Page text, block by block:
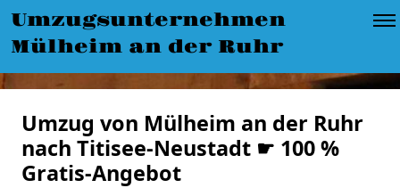
Umzugsunternehmen
Mülheim an der Ruhr
Umzug von Mülheim an der Ruhr
nach Titisee-Neustadt ☛ 100 %
Gratis-Angebot